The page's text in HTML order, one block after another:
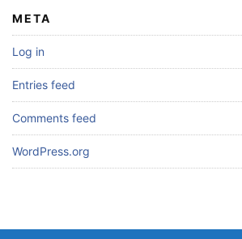
META
Log in
Entries feed
Comments feed
WordPress.org